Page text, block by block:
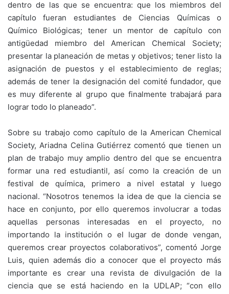
dentro de las que se encuentra: que los miembros del
capítulo fueran estudiantes de Ciencias Químicas o
Químico Biológicas; tener un mentor de capítulo con
antigüedad miembro del American Chemical Society;
presentar la planeación de metas y objetivos; tener listo la
asignación de puestos y el establecimiento de reglas;
además de tener la designación del comité fundador, que
es muy diferente al grupo que finalmente trabajará para
lograr todo lo planeado”.
Sobre su trabajo como capítulo de la American Chemical
Society, Ariadna Celina Gutiérrez comentó que tienen un
plan de trabajo muy amplio dentro del que se encuentra
formar una red estudiantil, así como la creación de un
festival de química, primero a nivel estatal y luego
nacional. “Nosotros tenemos la idea de que la ciencia se
hace en conjunto, por ello queremos involucrar a todas
aquellas personas interesadas en el proyecto, no
importando la institución o el lugar de donde vengan,
queremos crear proyectos colaborativos”, comentó Jorge
Luis, quien además dio a conocer que el proyecto más
importante es crear una revista de divulgación de la
ciencia que se está haciendo en la UDLAP; “con ello